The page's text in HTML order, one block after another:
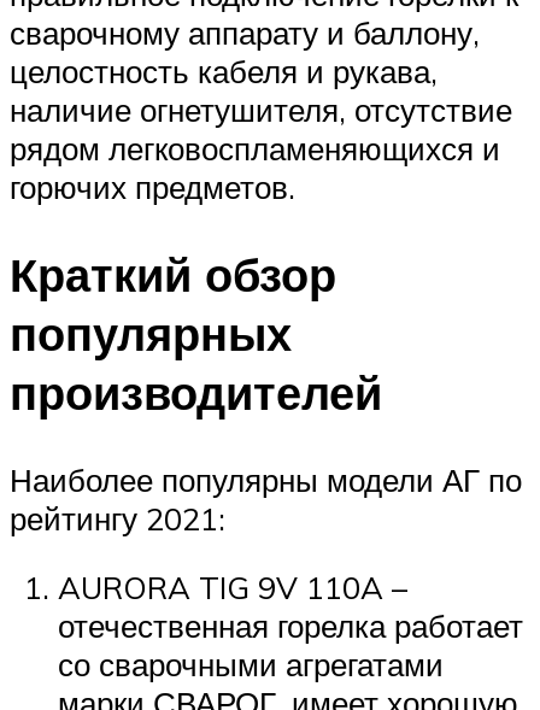
сварочному аппарату и баллону,
целостность кабеля и рукава,
наличие огнетушителя, отсутствие
рядом легковоспламеняющихся и
горючих предметов.
Краткий обзор
популярных
производителей
Наиболее популярны модели АГ по
рейтингу 2021:
AURORA TIG 9V 110A –
отечественная горелка работает
со сварочными агрегатами